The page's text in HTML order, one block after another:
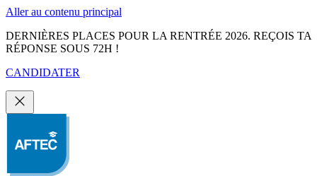
Aller au contenu principal
DERNIÈRES PLACES POUR LA RENTRÉE 2026. REÇOIS TA
RÉPONSE SOUS 72H !
CANDIDATER